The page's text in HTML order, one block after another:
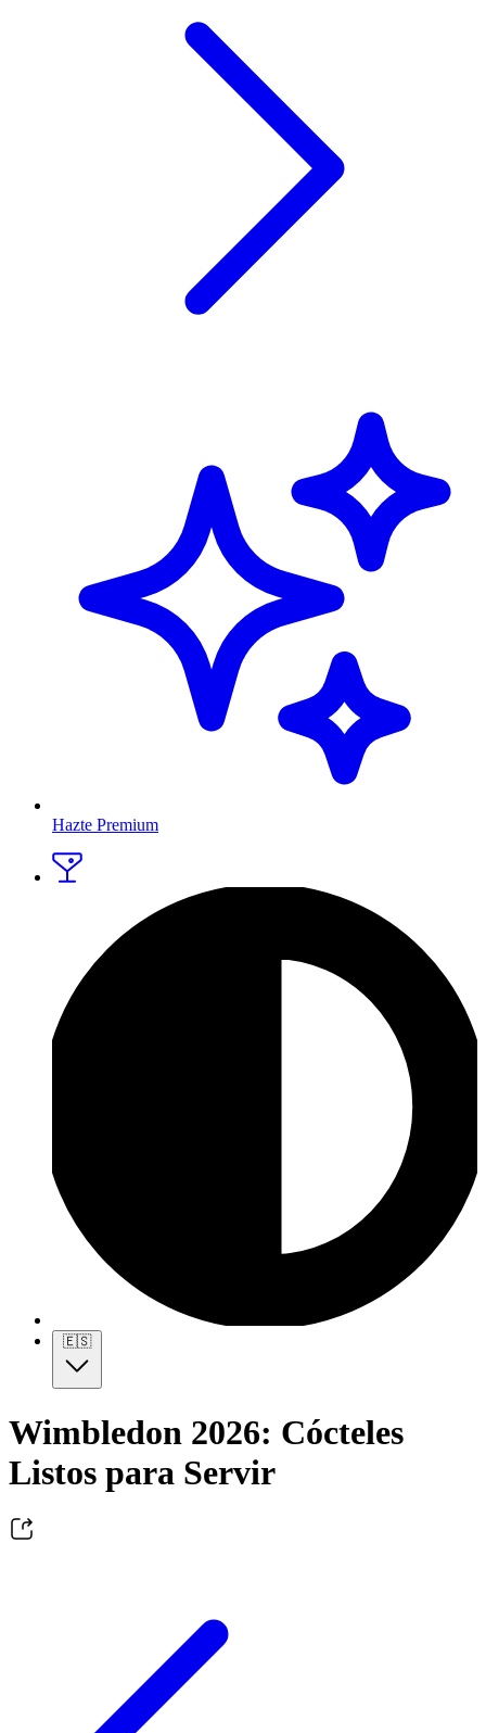
Hazte Premium
🇪🇸
Wimbledon 2026: Cócteles
Listos para Servir